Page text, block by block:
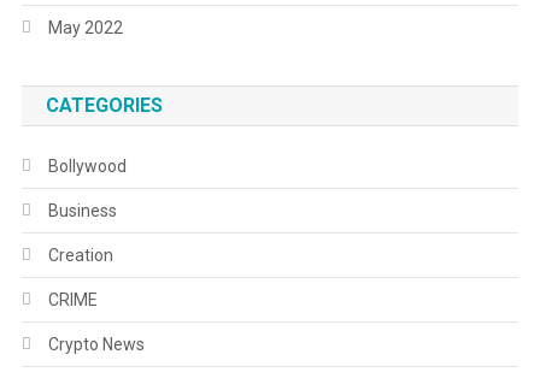
May 2022
CATEGORIES
Bollywood
Business
Creation
CRIME
Crypto News